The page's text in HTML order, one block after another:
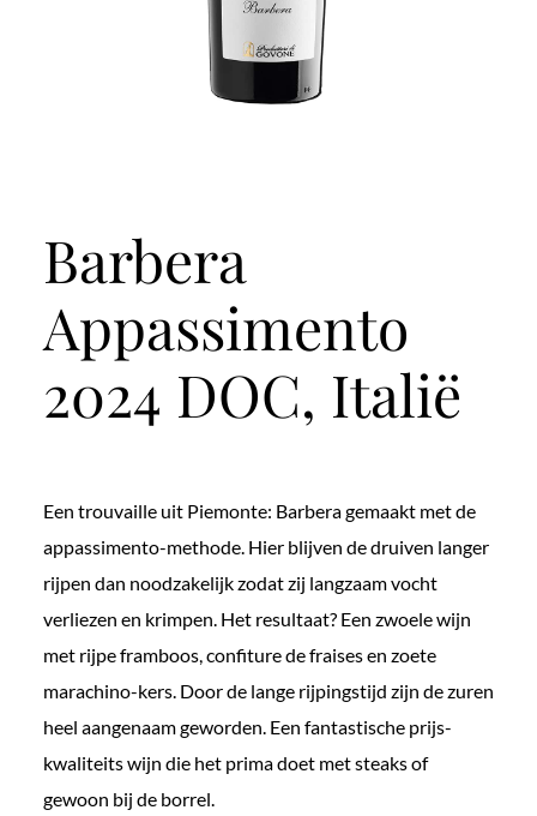
Barbera
Appassimento
2024 DOC, Italië
Een trouvaille uit Piemonte: Barbera gemaakt met de
appassimento-methode. Hier blijven de druiven langer
rijpen dan noodzakelijk zodat zij langzaam vocht
verliezen en krimpen. Het resultaat? Een zwoele wijn
met rijpe framboos, confiture de fraises en zoete
marachino-kers. Door de lange rijpingstijd zijn de zuren
heel aangenaam geworden. Een fantastische prijs-
kwaliteits wijn die het prima doet met steaks of
gewoon bij de borrel.